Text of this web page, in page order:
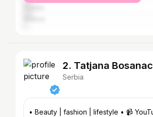
2. Tatjana Bosanac
Serbia
• Beauty | fashion | lifestyle • 📹 YouTube: